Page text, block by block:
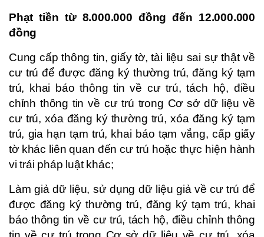
Phạt tiền từ 8.000.000 đồng đến 12.000.000
đồng
Cung cấp thông tin, giấy tờ, tài liệu sai sự thật về
cư trú để được đăng ký thường trú, đăng ký tạm
trú, khai báo thông tin về cư trú, tách hộ, điều
chỉnh thông tin về cư trú trong Cơ sở dữ liệu về
cư trú, xóa đăng ký thường trú, xóa đăng ký tạm
trú, gia hạn tạm trú, khai báo tạm vắng, cấp giấy
tờ khác liên quan đến cư trú hoặc thực hiện hành
vi trái pháp luật khác;
Làm giả dữ liệu, sử dụng dữ liệu giả về cư trú để
được đăng ký thường trú, đăng ký tạm trú, khai
báo thông tin về cư trú, tách hộ, điều chỉnh thông